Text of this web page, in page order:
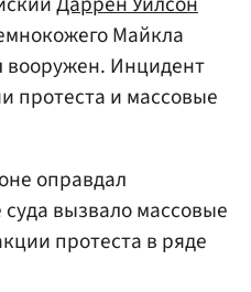
Майкла
вооружен. Инцидент
протеста и массовые
оправдал
вызвало массовые
протеста в ряде